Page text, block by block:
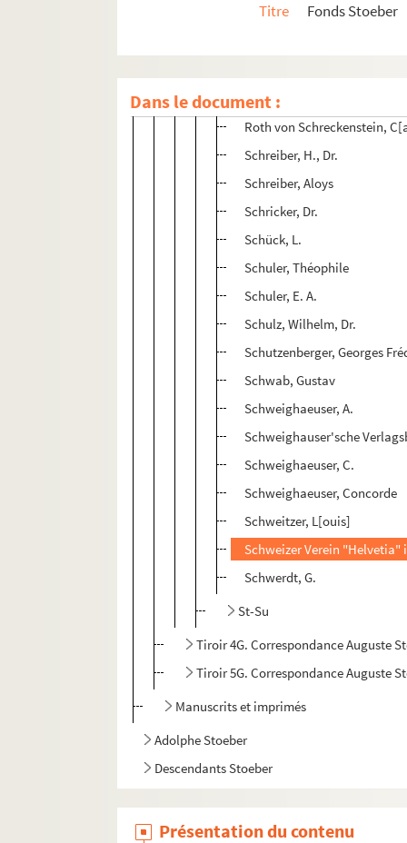
Titre
Fonds Stoeber
Dans le document :
Schneider, Felix
Schreck
Roth von Schreckenstein,
Schreiber, H., Dr.
Schreiber, Aloys
Schricker, Dr.
Schück, L.
Schuler, Théophile
Schuler, E. A.
Schulz, Wilhelm, Dr.
Schutzenberger, Georges
Schwab, Gustav
Schweighaeuser, A.
Schweighauser'sche
Schweighaeuser, C.
Schweighaeuser, Concorde
Schweitzer, L[ouis]
Schweizer Verein "Helvetia"
Schwerdt, G.
St-Su
Tiroir 4G. Correspondance Auguste
Tiroir 5G. Correspondance Auguste
Manuscrits et imprimés
Adolphe Stoeber
Descendants Stoeber
Présentation du contenu